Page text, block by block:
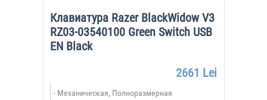
Клавиатура Razer BlackWidow V3
RZ03-03540100 Green Switch USB
EN Black
2661 Lei
Механическая, Полноразмерная